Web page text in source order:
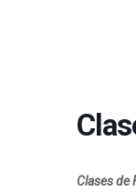
Clases de